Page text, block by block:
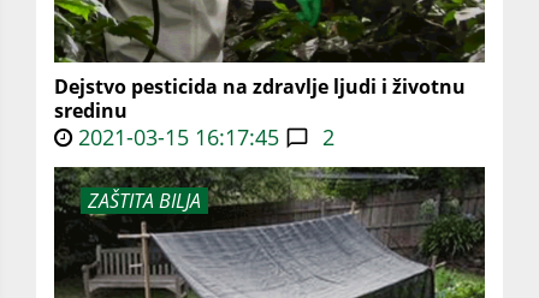
Dejstvo pesticida na zdravlje ljudi i životnu
sredinu
2021-03-15 16:17:45 2
ZAŠTITA BILJA